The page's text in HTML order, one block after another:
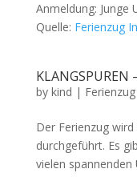
Anmeldung: Junge
Quelle: Ferienzug
KLANGSPUREN
by kind |
Der Ferienzug
durchgeführt. Es
vielen